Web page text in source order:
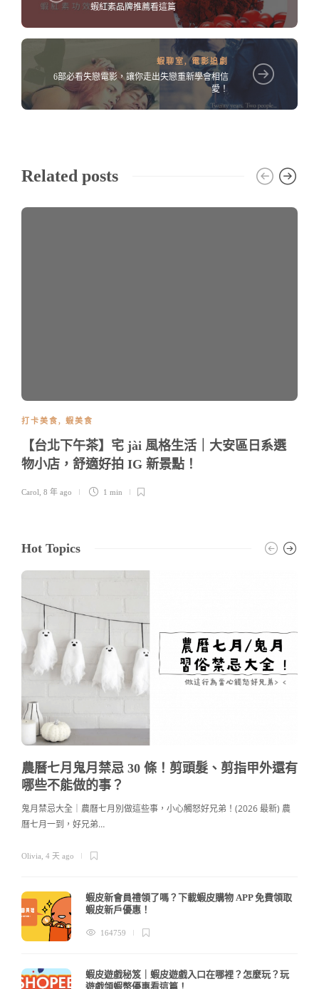
蝦紅素品牌推薦看這篇
蝦聊室,電影追劇
6部必看失戀電影，讓你走出失戀重新學會相信
愛！
Related posts
打卡美食, 蝦美食
【台北下午茶】宅 jài 風格生活｜大安區日系選
物小店，舒適好拍 IG 新景點！
Carol 8 年 ago 1 min
Hot Topics
農曆七月鬼月禁忌 30 條！剪頭髮、剪指甲外還有
哪些不能做的事？
鬼月禁忌大全｜農曆七月別做這些事，小心觸怒好兄弟！(2026 最新) 農
曆七月一到，好兄弟…
Olivia 4 天 ago
蝦皮新會員禮領了嗎？下載蝦皮購物 APP 免費領取
蝦皮新戶優惠！
164759
蝦皮遊戲秘笈｜蝦皮遊戲入口在哪裡？怎麼玩？玩
遊戲領蝦幣優惠看這篇！